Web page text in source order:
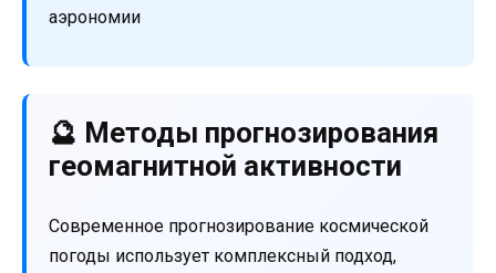
аэрономии
🔮 Методы прогнозирования
геомагнитной активности
Современное прогнозирование космической
погоды использует комплексный подход,